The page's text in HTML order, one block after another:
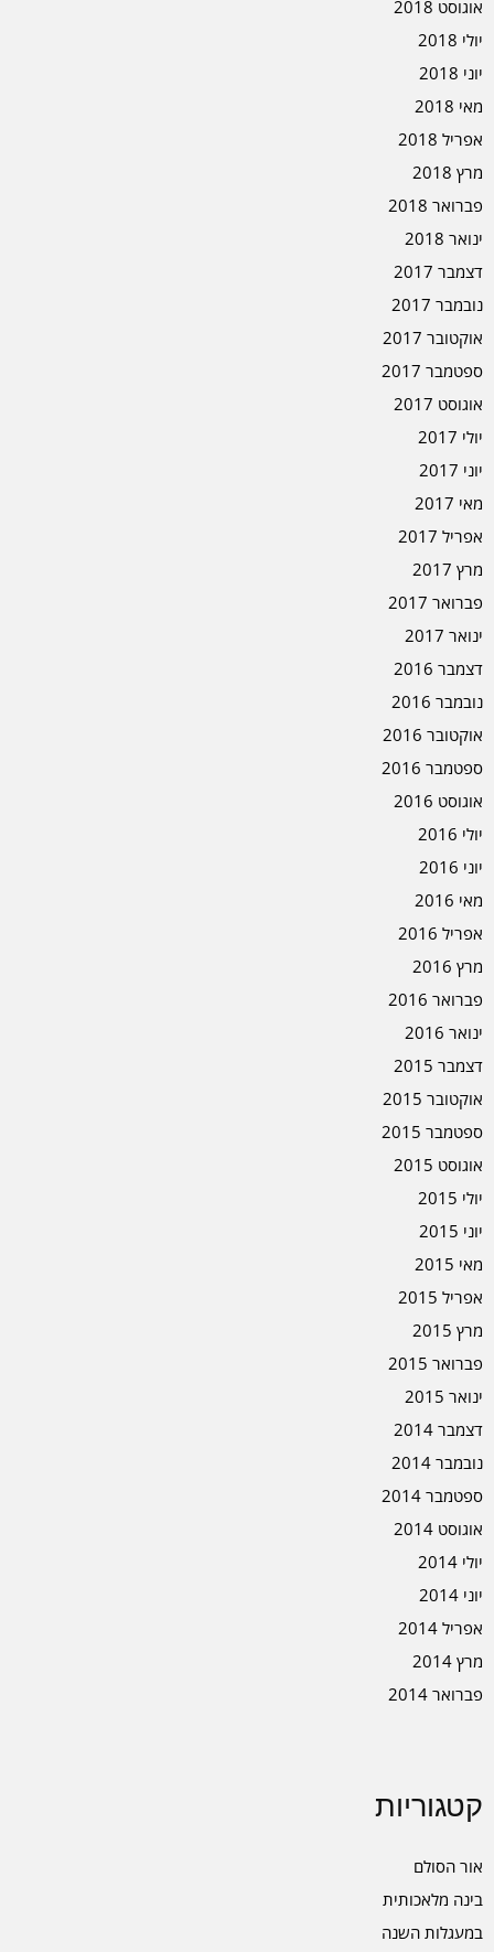
אוגוסט 2018
יולי 2018
יוני 2018
מאי 2018
אפריל 2018
מרץ 2018
פברואר 2018
ינואר 2018
דצמבר 2017
נובמבר 2017
אוקטובר 2017
ספטמבר 2017
אוגוסט 2017
יולי 2017
יוני 2017
מאי 2017
אפריל 2017
מרץ 2017
פברואר 2017
ינואר 2017
דצמבר 2016
נובמבר 2016
אוקטובר 2016
ספטמבר 2016
אוגוסט 2016
יולי 2016
יוני 2016
מאי 2016
אפריל 2016
מרץ 2016
פברואר 2016
ינואר 2016
דצמבר 2015
אוקטובר 2015
ספטמבר 2015
אוגוסט 2015
יולי 2015
יוני 2015
מאי 2015
אפריל 2015
מרץ 2015
פברואר 2015
ינואר 2015
דצמבר 2014
נובמבר 2014
ספטמבר 2014
אוגוסט 2014
יולי 2014
יוני 2014
אפריל 2014
מרץ 2014
פברואר 2014
קטגוריות
אור הסולם
בינה מלאכותית
במעגלות השנה